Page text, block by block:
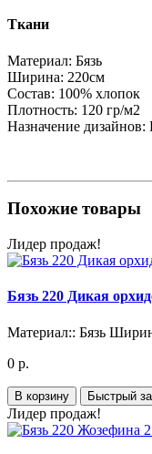
Ткани
Материал: Бязь
Ширина: 220см
Состав: 100% хлопок
Плотность: 120 гр/м2
Назначение дизайнов:
Похожие товары
Лидер продаж!
Бязь 220 Дикая
Материал:: Бязь
0 р.
В корзину Быстрый
Лидер продаж!